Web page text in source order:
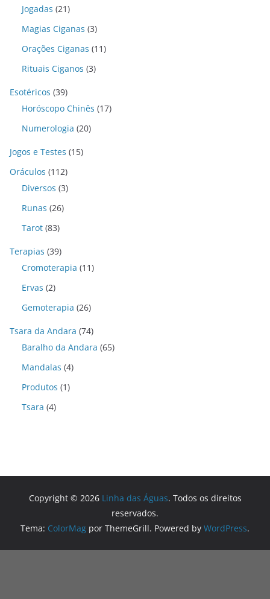
Jogadas (21)
Magias Ciganas (3)
Orações Ciganas (11)
Rituais Ciganos (3)
Esotéricos (39)
Horóscopo Chinês (17)
Numerologia (20)
Jogos e Testes (15)
Oráculos (112)
Diversos (3)
Runas (26)
Tarot (83)
Terapias (39)
Cromoterapia (11)
Ervas (2)
Gemoterapia (26)
Tsara da Andara (74)
Baralho da Andara (65)
Mandalas (4)
Produtos (1)
Tsara (4)
Copyright © 2026 Linha das Águas. Todos os direitos
reservados.
Tema: ColorMag por ThemeGrill. Powered by WordPress.